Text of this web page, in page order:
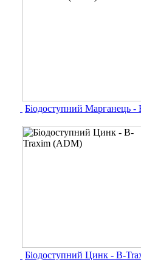
Біодоступний Марганець
Біодоступний Цинк - B-